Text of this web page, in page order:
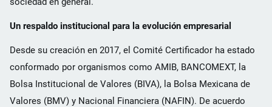
Un respaldo institucional para la evolución empresarial
Desde su creación en 2017, el Comité Certificador ha estado
conformado por organismos como AMIB, BANCOMEXT, la
Bolsa Institucional de Valores (BIVA), la Bolsa Mexicana de
Valores (BMV) y Nacional Financiera (NAFIN). De acuerdo